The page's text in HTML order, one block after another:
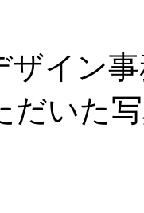
ザイン
だいた